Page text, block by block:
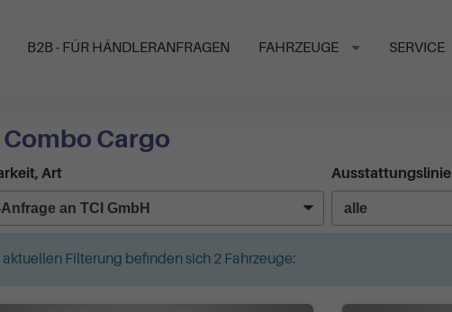
B2B - FÜR HÄNDLERANFRAGEN FAHRZEUGE SERVICE
Cargo
Art Ausstattungslinie
aktuellen Filterung befinden sich 2Fahrzeuge: